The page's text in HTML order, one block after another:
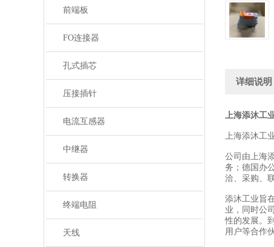
前端板
FO连接器
孔式插芯
压接插针
电流互感器
中继器
转换器
终端电阻
天线
详细说明
上海添沐工
上海添沐工
公司由上海
务；德国办
洽、采购、
添沐工业旨
业，同时公
性的发展。
用户等合作